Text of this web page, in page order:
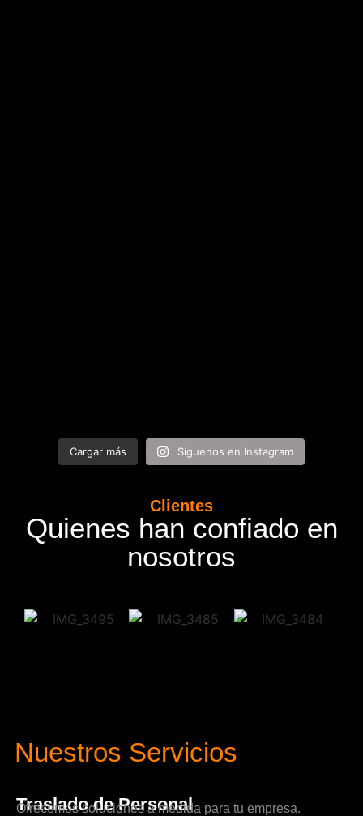
Cargar más Síguenos en Instagram
Clientes
Quienes han confiado en
nosotros
Nuestros Servicios
Traslado de Personal
Ofrecemos soluciones a medida para tu empresa.